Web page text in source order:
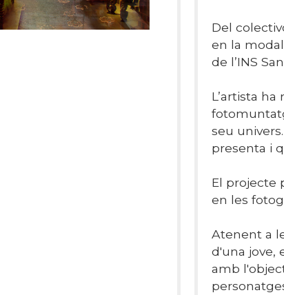
Del
en la
de l’INS
L’artista
seu
presenta i
El projecte
en les
Atenent a
d'una jove,
amb